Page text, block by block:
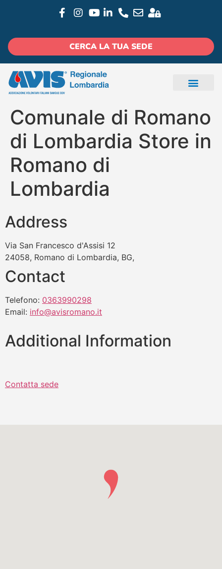
CERCA LA TUA SEDE
Comunale di Romano
di Lombardia Store in
Romano di
Lombardia
Address
Via San Francesco d'Assisi 12
24058, Romano di Lombardia, BG,
Contact
Telefono: 0363990298
Email: info@avisromano.it
Additional Information
Contatta sede